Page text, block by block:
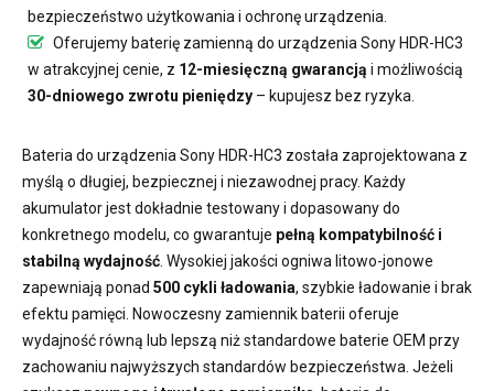
bezpieczeństwo użytkowania i ochronę urządzenia.
Oferujemybaterię zamienną do urządzenia Sony HDR-HC3
w atrakcyjnej cenie, z 12-miesięczną gwarancją i możliwością
30-dniowego zwrotu pieniędzy – kupujesz bez ryzyka.
Bateria do urządzenia Sony HDR-HC3 została zaprojektowana z
myślą o długiej, bezpiecznej i niezawodnej pracy. Każdy
akumulator jest dokładnie testowany i dopasowany do
konkretnego modelu, co gwarantuje pełną kompatybilność i
stabilną wydajność . Wysokiej jakości ogniwa litowo-jonowe
zapewniają ponad 500 cykli ładowania, szybkie ładowanie i brak
efektu pamięci. Nowoczesny zamiennik baterii oferuje
wydajność równą lub lepszą niż standardowe baterie OEM przy
zachowaniu najwyższych standardów bezpieczeństwa. Jeżeli